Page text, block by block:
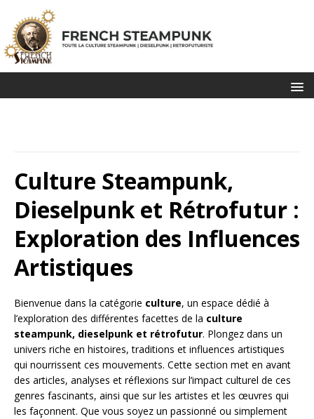
Culture Steampunk,
Dieselpunk et Rétrofutur :
Exploration des Influences
Artistiques
Bienvenue dans la catégorie culture, un espace dédié à
l’exploration des différentes facettes de la culture
steampunk, dieselpunk et rétrofutur. Plongez dans un
univers riche en histoires, traditions et influences artistiques
qui nourrissent ces mouvements. Cette section met en avant
des articles, analyses et réflexions sur l’impact culturel de ces
genres fascinants, ainsi que sur les artistes et les œuvres qui
les façonnent. Que vous soyez un passionné ou simplement